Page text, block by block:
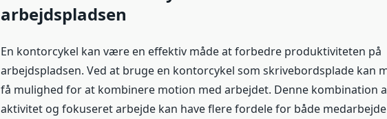
arbejdspladsen
En kontorcykel kan være en effektiv måde at forbedre produktiviteten på
arbejdspladsen. Ved at bruge en kontorcykel som skrivebordsplade kan
få mulighed for at kombinere motion med arbejdet. Denne kombination
aktivitet og fokuseret arbejde kan have flere fordele for både